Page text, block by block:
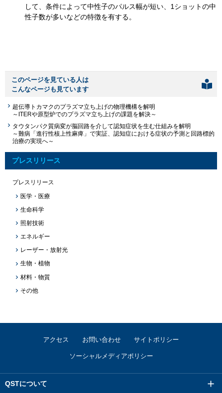
して、条件によって中性子のパルス幅が短い、1ショットの中
性子数が多いなどの特徴を有する。
このページを見ている人は
こんなページも見ています
超伝導トカマクのプラズマ立ち上げの物理機構を解明
～ITERや原型炉でのプラズマ立ち上げの課題を解決～
タウタンパク質病変が脳回路を介して認知症状を生む仕組みを解明
～難病「進行性核上性麻痺」で実証、認知症における症状の予測と回路標的
治療の実現へ～
プレスリリース
プレスリリース
医学・医療
生命科学
照射技術
エネルギー
レーザー・放射光
生物・植物
材料・物質
その他
アクセス お問い合わせ サイトポリシー
ソーシャルメディアポリシー
QSTについて